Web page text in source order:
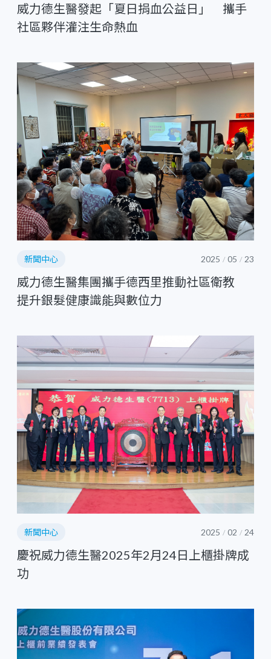
威力德生醫發起「夏日捐血公益日」 攜手
社區夥伴灌注生命熱血
新聞中心 2025 / 05 / 23
威力德生醫集團攜手德西里推動社區衛教
提升銀髮健康識能與數位力
新聞中心 2025 / 02 / 24
慶祝威力德生醫2025年2月24日上櫃掛牌成
功